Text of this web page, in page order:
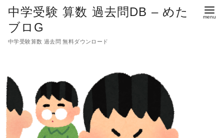
テ
ン
ツ
へ
移
中学受験 算数 過去問DB – めた
ブロG
中学受験算数 過去問 無料ダウンロード